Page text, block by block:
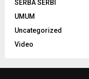
SERBA SERBI
UMUM
Uncategorized
Video